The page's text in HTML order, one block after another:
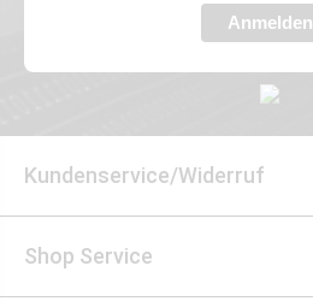
Anmelden
Kundenservice/Widerruf
Shop Service